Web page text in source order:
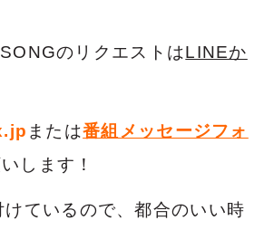
のリクエストはLINEか
または番組メッセージフォ
します！
ているので、都合のいい時